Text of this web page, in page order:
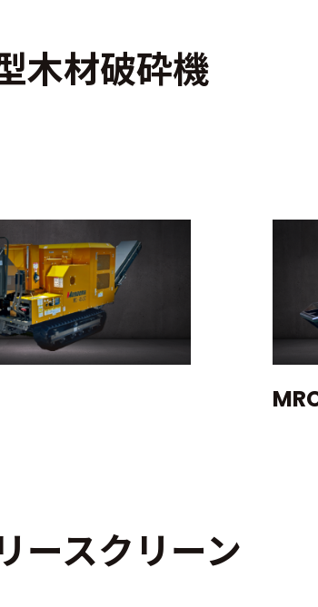
木材破砕機
ースクリーン